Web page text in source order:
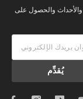
والأحداث والحصول على
يُقدِّم